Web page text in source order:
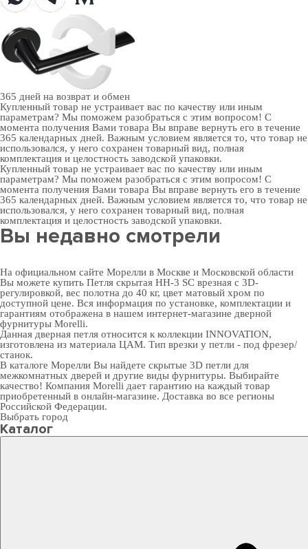
365 дней на возврат и обмен
Купленный товар не устраивает вас по качеству или иным
параметрам? Мы поможем разобраться с этим вопросом! С
момента получения Вами товара Вы вправе вернуть его в течение
365 календарных дней. Важным условием является то, что товар не
использовался, у него сохранен товарный вид, полная
комплектация и целостность заводской упаковки.
Купленный товар не устраивает вас по качеству или иным
параметрам? Мы поможем разобраться с этим вопросом! С
момента получения Вами товара Вы вправе вернуть его в течение
365 календарных дней. Важным условием является то, что товар не
использовался, у него сохранен товарный вид, полная
комплектация и целостность заводской упаковки.
Вы недавно смотрели
На официальном сайте Морелли в Москве и Московской области
Вы можете купить Петля скрытая HH-3 SC врезная с 3D-
регулировкой, вес полотна до 40 кг, цвет матовый хром по
доступной цене. Вся информация по установке, комплектации и
гарантиям отображена в нашем интернет-магазине дверной
фурнитуры Morelli.
Данная дверная петля относится к коллекции INNOVATION,
изготовлена из материала ЦАМ. Тип врезки у петли - под фрезер/
станок.
В каталоге Морелли Вы найдете скрытые 3D петли для
межкомнатных дверей и другие виды фурнитуры. Выбирайте
качество! Компания Morelli дает гарантию на каждый товар
приобретенный в онлайн-магазине. Доставка во все регионы
Российской Федерации.
Выбрать город
Каталог